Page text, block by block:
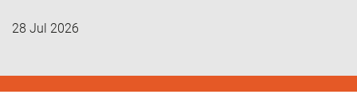
28 Jul 2026